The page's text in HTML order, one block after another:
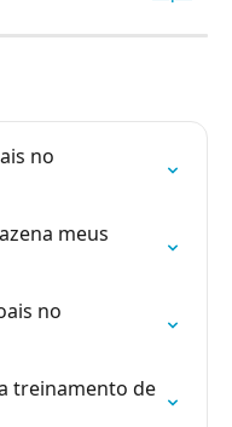
no
meus
no
treinamento de